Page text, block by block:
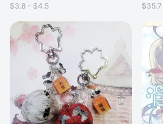
$3.8 - $4.5
$35.7